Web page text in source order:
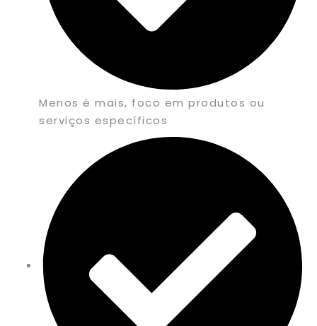
Menos é mais, foco em produtos ou
serviços específicos